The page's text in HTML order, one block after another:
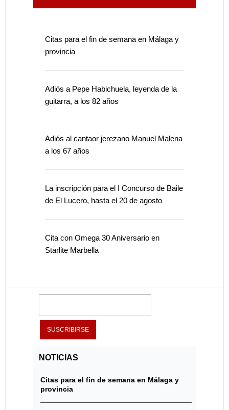
Citas para el fin de semana en Málaga y
provincia
Adiós a Pepe Habichuela, leyenda de la
guitarra, a los 82 años
Adiós al cantaor jerezano Manuel Malena
a los 67 años
La inscripción para el I Concurso de Baile
de El Lucero, hasta el 20 de agosto
Cita con Omega 30 Aniversario en
Starlite Marbella
NOTICIAS
Citas para el fin de semana en Málaga y
provincia